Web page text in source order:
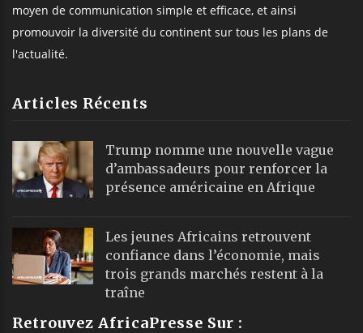
moyen de communication simple et efficace, et ainsi
promouvoir la diversité du continent sur tous les plans de
l'actualité.
Articles Récents
Trump nomme une nouvelle vague
d’ambassadeurs pour renforcer la
présence américaine en Afrique
Les jeunes Africains retrouvent
confiance dans l’économie, mais
trois grands marchés restent à la
traîne
Retrouvez AfricaPresse Sur :